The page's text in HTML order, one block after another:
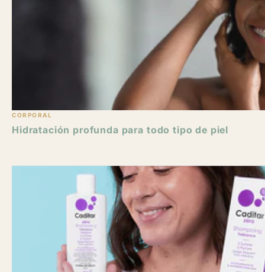
CORPORAL
Hidratación profunda para todo tipo de piel